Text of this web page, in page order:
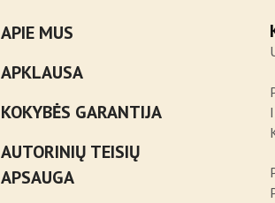
APIE MUS
APKLAUSA
KOKYBĖS GARANTIJA
AUTORINIŲ TEISIŲ
APSAUGA